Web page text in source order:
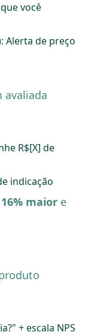
você
Alerta de preço
avaliada
R$[X] de
indicação
16% maior e
+ escala NPS